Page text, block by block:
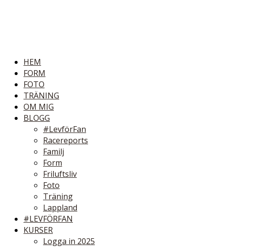
HEM
FORM
FOTO
TRÄNING
OM MIG
BLOGG
#LevförFan
Racereports
Familj
Form
Friluftsliv
Foto
Träning
Lappland
#LEVFÖRFAN
KURSER
Logga in 2025